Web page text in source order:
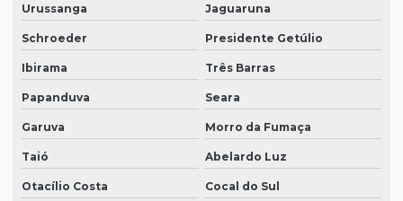
Urussanga Jaguaruna
Schroeder Presidente Getúlio
Ibirama Três Barras
Papanduva Seara
Garuva Morro da Fumaça
Taió Abelardo Luz
Otacílio Costa Cocal do Sul